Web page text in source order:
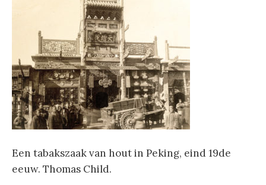
Een tabakszaak van hout in Peking, eind 19de
eeuw. Thomas Child.